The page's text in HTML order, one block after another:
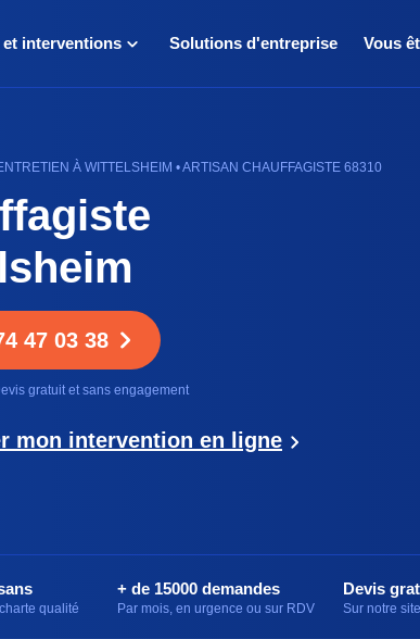
et interventions Solutions d'entreprise Vous
À WITTELSHEIM • ARTISAN CHAUFFAGISTE 68310
47 03 38
gratuit et sans engagement
mon intervention en ligne
qualité
+ de 15000 demandes
Par mois, en urgence ou sur RDV
Devis
Sur notre